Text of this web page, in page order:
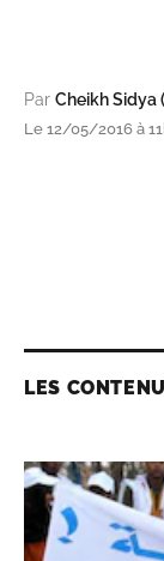
Par Cheikh Sidya
Le 12/05/2016 à
LES